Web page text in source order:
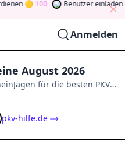
100 Benutzer einladen
Anmelden
August 2026
für die besten PKV
Sie Tokens, indem Sie
Teilen und mehr
Glücksklee
pkv-hilfe.de